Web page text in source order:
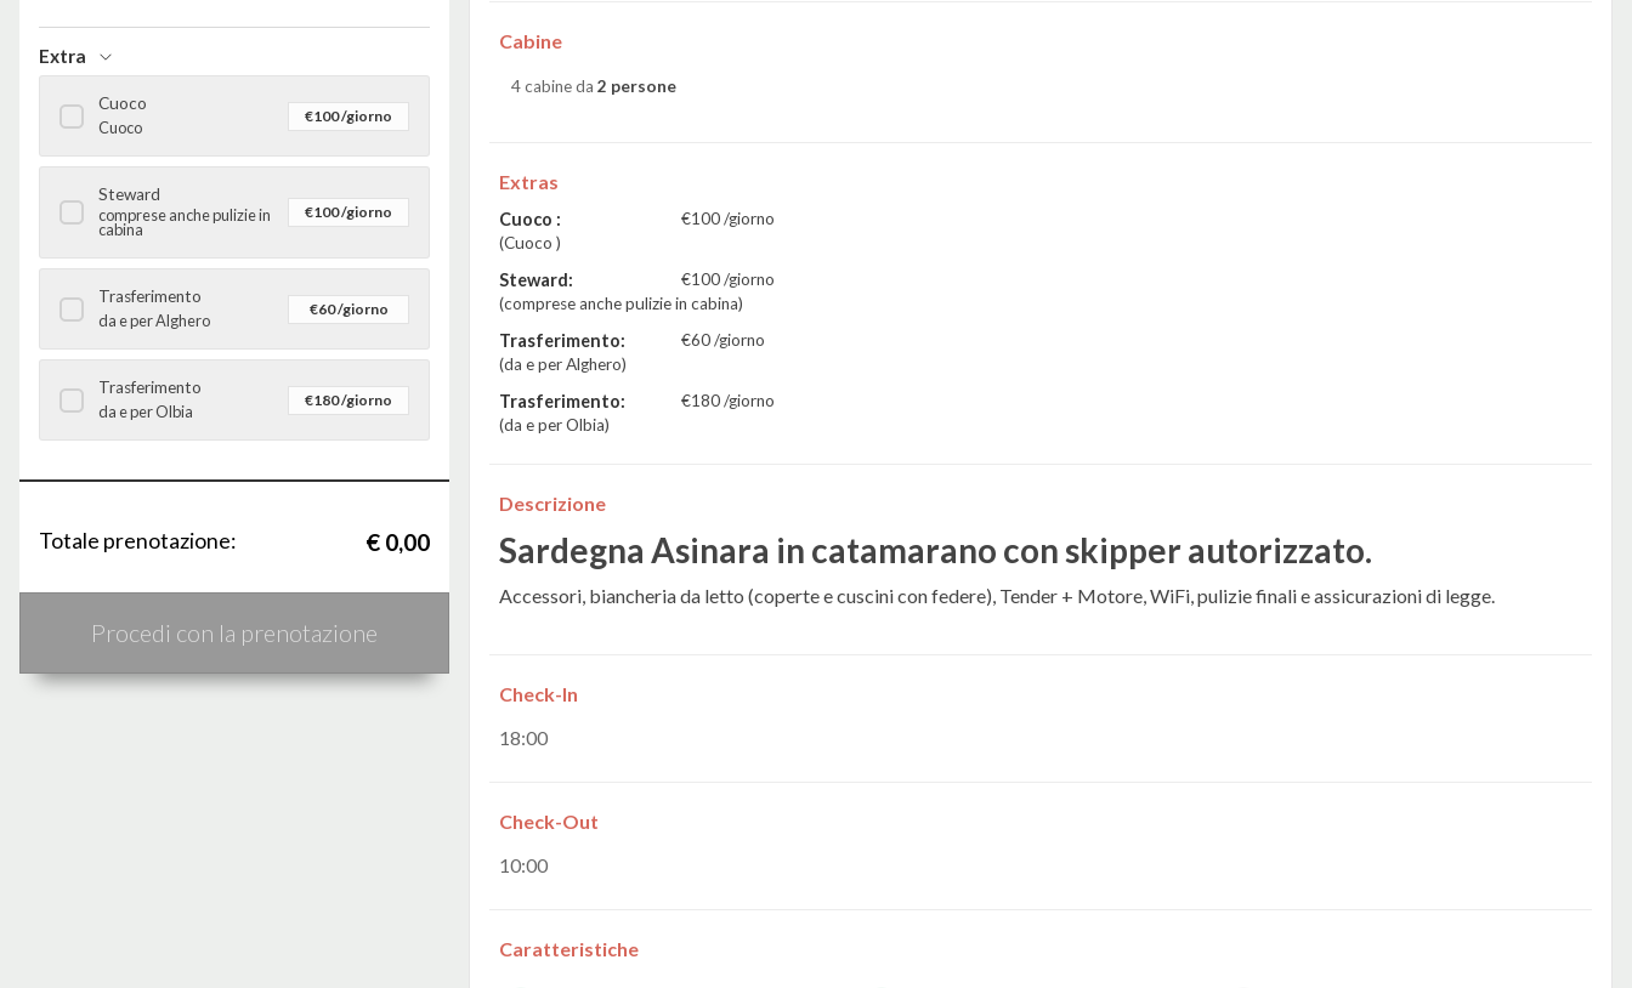
Extra
Cuoco
Cuoco
€100 /giorno
Steward
comprese anche pulizie in
cabina
€100 /giorno
Trasferimento
da e per Alghero
€60 /giorno
Trasferimento
da e per Olbia
€180 /giorno
Totale prenotazione: € 0,00
Procedi con la prenotazione
Cabine
4 cabine da 2 persone
Extras
Cuoco :
€100 /giorno
(Cuoco )
Steward:
€100 /giorno
(comprese anche pulizie in cabina)
Trasferimento:
€60 /giorno
(da e per Alghero)
Trasferimento:
€180 /giorno
(da e per Olbia)
Descrizione
Sardegna Asinara in catamarano con skipper autorizzato.
Accessori, biancheria da letto (coperte e cuscini con federe), Tender + Motore, WiFi, pulizie finali e assicurazioni di legge.
Check-In
18:00
Check-Out
10:00
Caratteristiche